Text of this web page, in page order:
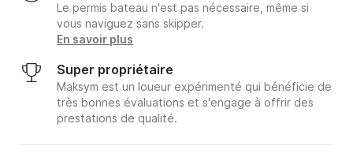
Le permis bateau n'est pas nécessaire, même si
vous naviguez sans skipper.
En savoir plus
Super propriétaire
Maksym est un loueur expérimenté qui bénéficie de
très bonnes évaluations et s'engage à offrir des
prestations de qualité.